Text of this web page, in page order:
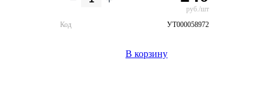
руб./шт
Код
УТ000058972
В корзину